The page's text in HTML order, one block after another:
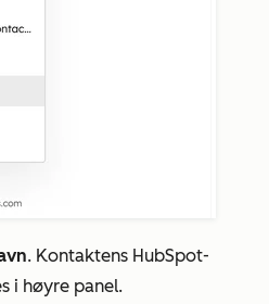
. Kontaktens HubSpot-
i høyre panel.